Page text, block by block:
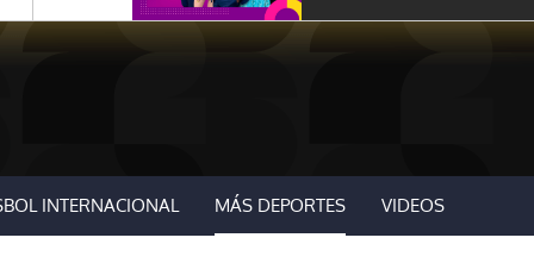
INTERNACIONAL MÁS DEPORTES VIDEOS